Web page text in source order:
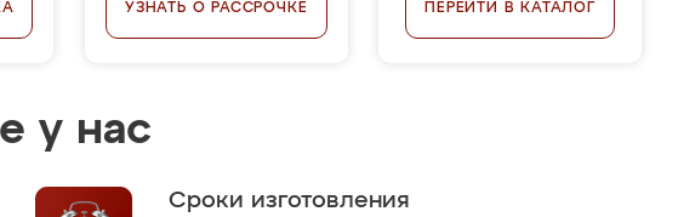
УЗНАТЬ О РАССРОЧКЕ ПЕРЕЙТИ В КАТАЛОГ
у нас
Сроки изготовления